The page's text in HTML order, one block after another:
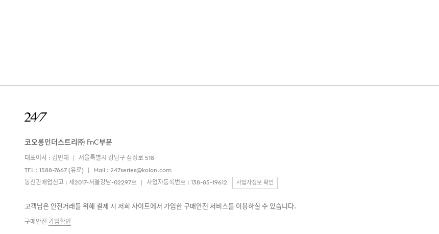
코오롱인더스트리㈜ FnC부문
대표이사 : 김민태
서울특별시 강남구 삼성로 518
TEL : 1588-7667 (유료) Mail : 247series@kolon.com
통신판매업신고 : 제2017-서울강남-02297호
사업자등록번호 : 138-85-19612 사업자정보 확인
고객님은 안전거래를 위해 결제 시 저희 사이트에서 가입한 구매안전 서비스를 이용하실 수 있습니다.
구매안전 가입확인